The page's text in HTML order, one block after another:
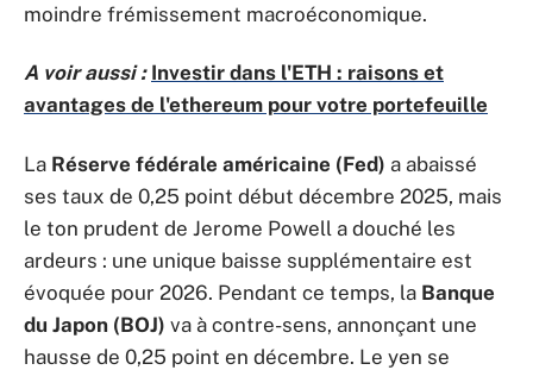
moindre frémissement macroéconomique.
A voir aussi : Investir dans l'ETH : raisons et
avantages de l'ethereum pour votre portefeuille
La Réserve fédérale américaine (Fed) a abaissé
ses taux de 0,25 point début décembre 2025, mais
le ton prudent de Jerome Powell a douché les
ardeurs : une unique baisse supplémentaire est
évoquée pour 2026. Pendant ce temps, la Banque
du Japon (BOJ) va à contre-sens, annonçant une
hausse de 0,25 point en décembre. Le yen se